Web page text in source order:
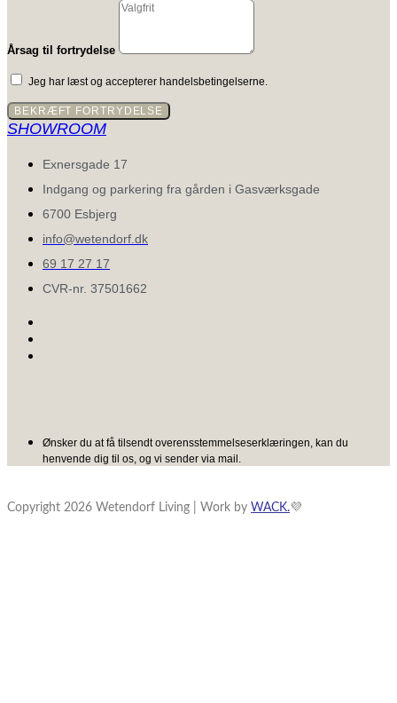
Årsag til fortrydelse
Jeg har læst og accepterer handelsbetingelserne.
BEKRÆFT FORTRYDELSE
SHOWROOM
Exnersgade 17
Indgang og parkering fra gården i Gasværksgade
6700 Esbjerg
info@wetendorf.dk
69 17 27 17
CVR-nr. 37501662
Ønsker du at få tilsendt overensstemmelseserklæringen, kan du
henvende dig til os, og vi sender via mail.
Copyright 2026 Wetendorf Living | Work by WACK.💜